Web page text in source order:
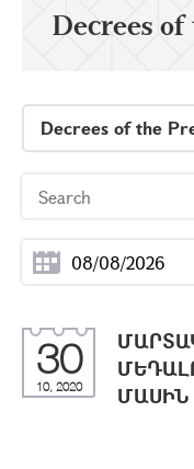
Decrees
Decrees of the
30
10, 2020
ՄԱՍԻՆ